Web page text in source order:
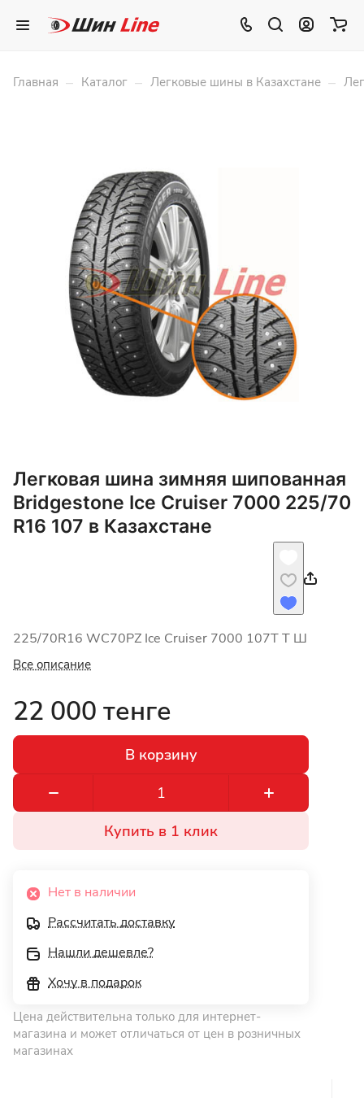
Главная – Каталог – Легковые шины в Казахстане –
Легковая шина зимняя шипованная
Bridgestone Ice Cruiser 7000 225/70
R16 107 в Казахстане
225/70R16 WC70PZ Ice Cruiser 7000 107T Т Ш
Все описание
22 000 тенге
В корзину
Купить в 1 клик
Нет в наличии
Рассчитать доставку
Нашли дешевле?
Хочу в подарок
Цена действительна только для интернет-
магазина и может отличаться от цен в розничных
магазинах